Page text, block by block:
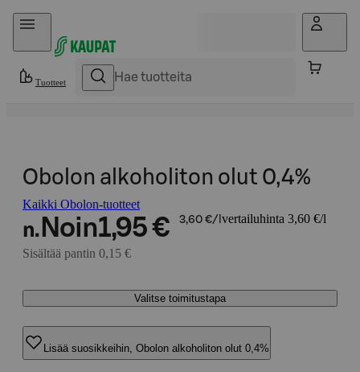
Hyppää sisältöön
Tuotteet
Obolon alkoholiton olut 0,4%
Kaikki Obolon-tuotteet
n. Noin1,95 € 3,60 €/l vertailuhinta 3,60 €/l
Sisältää pantin 0,15 €
Valitse toimitustapa
Lisää suosikkeihin, Obolon alkoholiton olut 0,4%